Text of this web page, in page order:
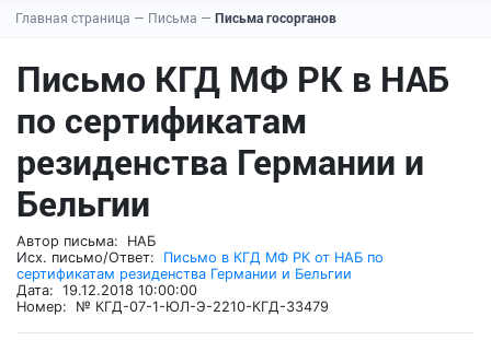
Главная страница — Письма — Письма госорганов
Письмо КГД МФ РК в НАБ
по сертификатам
резиденства Германии и
Бельгии
Автор письма: НАБ
Исх. письмо/Ответ: Письмо в КГД МФ РК от НАБ по
сертификатам резиденства Германии и Бельгии
Дата: 19.12.2018 10:00:00
Номер: № КГД-07-1-ЮЛ-Э-2210-КГД-33479